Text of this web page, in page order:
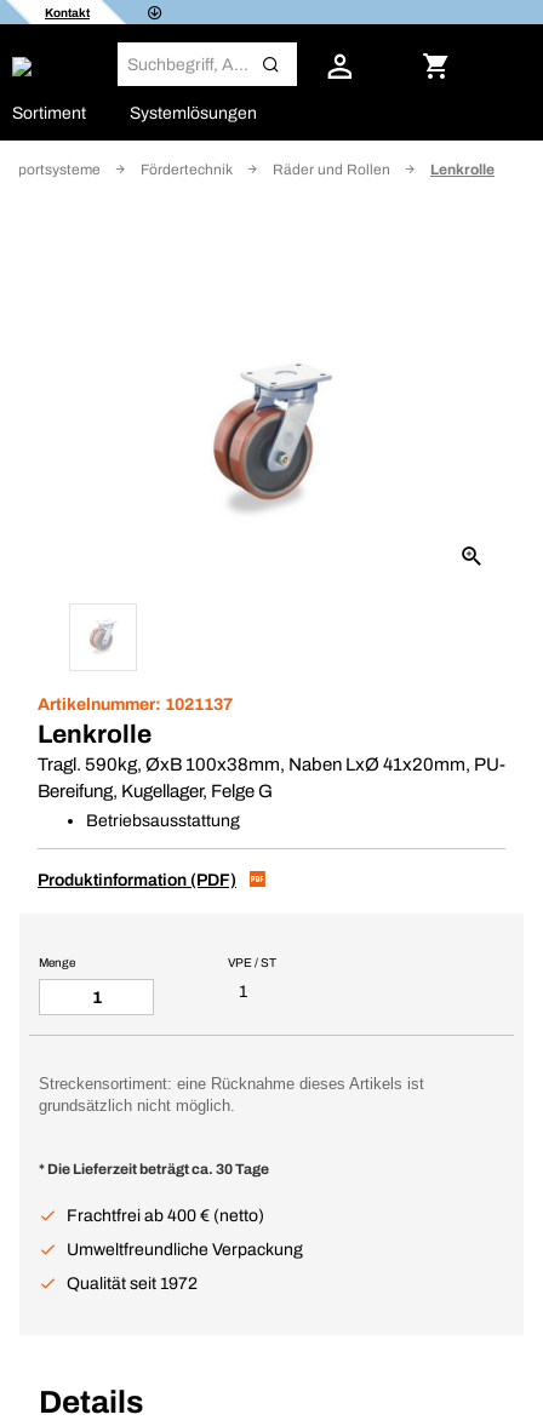
Kontakt
Sortiment Systemlösungen
Fördertechnik Räder und Rollen Lenkrolle
Artikelnummer: 1021137
Lenkrolle
Tragl. 590kg, ØxB 100x38mm, Naben LxØ 41x20mm, PU-
Bereifung, Kugellager, Felge G
Betriebsausstattung
Produktinformation (PDF)
VPE / ST
1
Menge
Streckensortiment: eine Rücknahme dieses Artikels ist
grundsätzlich nicht möglich.
* Die Lieferzeit beträgt ca. 30 Tage
Frachtfrei ab 400 € (netto)
Umweltfreundliche Verpackung
Qualität seit 1972
Details